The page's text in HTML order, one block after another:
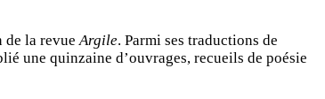
de la revueArgile. Parmi ses traductions de
une quinzaine d’ouvrages, recueils de poésie